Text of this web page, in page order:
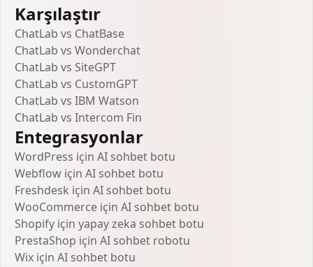
Karşılaştır
ChatLab vs ChatBase
ChatLab vs Wonderchat
ChatLab vs SiteGPT
ChatLab vs CustomGPT
ChatLab vs IBM Watson
ChatLab vs Intercom Fin
Entegrasyonlar
WordPress için AI sohbet botu
Webflow için AI sohbet botu
Freshdesk için AI sohbet botu
WooCommerce için AI sohbet botu
Shopify için yapay zeka sohbet botu
PrestaShop için AI sohbet robotu
Wix için AI sohbet botu